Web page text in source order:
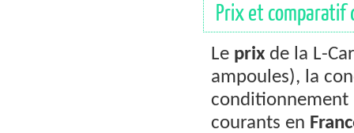
Prix et comparatif
Le prix de la L-
ampoules), la
conditionnement
courants en